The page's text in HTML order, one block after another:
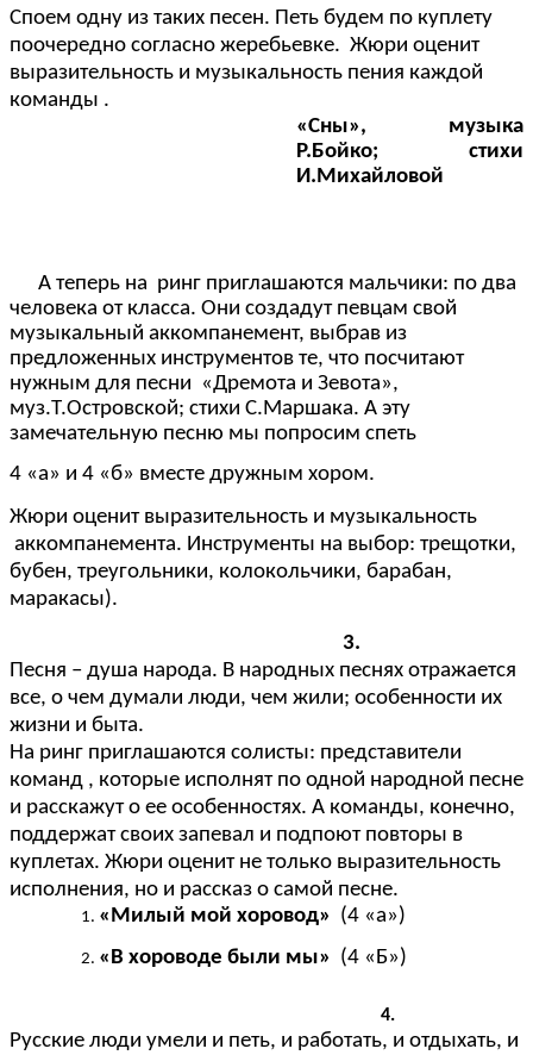
Споем одну из таких песен. Петь будем по куплету
поочередно согласно жеребьевке. Жюри оценит
выразительность и музыкальность пения каждой
команды .
«Сны», музыка
Р.Бойко; стихи
И.Михайловой
А теперь на ринг приглашаются мальчики: по два
человека от класса. Они создадут певцам свой
музыкальный аккомпанемент, выбрав из
предложенных инструментов те, что посчитают
нужным для песни «Дремота и Зевота»,
муз.Т.Островской; стихи С.Маршака. А эту
замечательную песню мы попросим спеть
4 «а» и 4 «б» вместе дружным хором.
Жюри оценит выразительность и музыкальность
аккомпанемента. Инструменты на выбор: трещотки,
бубен, треугольники, колокольчики, барабан,
маракасы).
3.
Песня – душа народа. В народных песнях отражается
все, о чем думали люди, чем жили; особенности их
жизни и быта.
На ринг приглашаются солисты: представители
команд , которые исполнят по одной народной песне
и расскажут о ее особенностях. А команды, конечно,
поддержат своих запевал и подпоют повторы в
куплетах. Жюри оценит не только выразительность
исполнения, но и рассказ о самой песне.
«Милый мой хоровод» (4 «а»)
«В хороводе были мы» (4 «Б»)
4.
Русские люди умели и петь, и работать, и отдыхать, и